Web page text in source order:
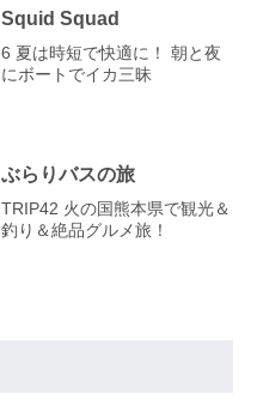
Squid Squad
6 夏は時短で快適に！ 朝と夜
にボートでイカ三昧
ぶらりバスの旅
TRIP42 火の国熊本県で観光＆
釣り＆絶品グルメ旅！